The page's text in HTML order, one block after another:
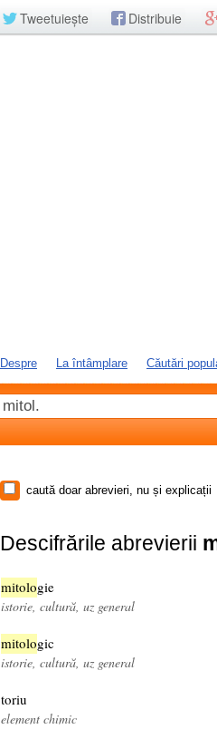
Tweetuiește Distribuie
Despre La întâmplare Căutări
caută doar abrevieri, nu și explicații
Descifrările abrevierii
mitologie
istorie, cultură, uz general
mitologic
istorie, cultură, uz general
toriu
element chimic